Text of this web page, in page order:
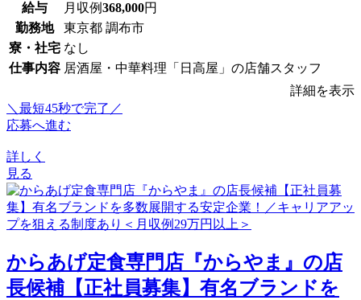
給与 月収例368,000円
勤務地
東京都 調布市
寮・社宅 なし
仕事内容 居酒屋・中華料理「日高屋」の店舗スタッフ
詳細を表示
＼最短45秒で完了／
応募へ進む
詳しく
見る
からあげ定食専門店『からやま』の店
長候補【正社員募集】有名ブランドを